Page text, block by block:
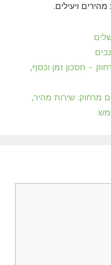
ויעילים.
– חסכון זמן וכסף,
מרחוק: שירות מהיר,